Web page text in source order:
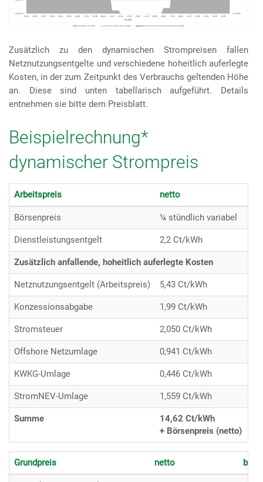
Zusätzlich zu den dynamischen Strompreisen fallen
Netznutzungsentgelte und verschiedene hoheitlich auferlegte
Kosten, in der zum Zeitpunkt des Verbrauchs geltenden Höhe
an. Diese sind unten tabellarisch aufgeführt. Details
entnehmen sie bitte dem Preisblatt.
Beispielrechnung*
dynamischer Strompreis
Arbeitspreis netto
Börsenpreis ¼ stündlich variabel
Dienstleistungsentgelt 2,2 Ct/kWh
Zusätzlich anfallende, hoheitlich auferlegte Kosten
Netznutzungsentgelt (Arbeitspreis) 5,43 Ct/kWh
Konzessionsabgabe 1,99 Ct/kWh
Stromsteuer 2,050 Ct/kWh
Offshore Netzumlage 0,941 Ct/kWh
KWKG-Umlage 0,446 Ct/kWh
StromNEV-Umlage 1,559 Ct/kWh
Summe
14,62 Ct/kWh
+ Börsenpreis (netto)
Grundpreis netto